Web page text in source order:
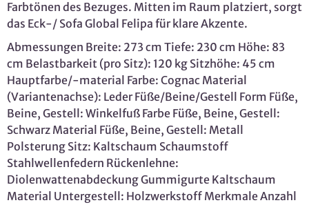
Farbtönen des Bezuges. Mitten im Raum platziert, sorgt
das Eck-/ Sofa Global Felipa für klare Akzente.
Abmessungen Breite: 273 cm Tiefe: 230 cm Höhe: 83
cm Belastbarkeit (pro Sitz): 120 kg Sitzhöhe: 45 cm
Hauptfarbe/-material Farbe: Cognac Material
(Variantenachse): Leder Füße/Beine/Gestell Form Füße,
Beine, Gestell: Winkelfuß Farbe Füße, Beine, Gestell:
Schwarz Material Füße, Beine, Gestell: Metall
Polsterung Sitz: Kaltschaum Schaumstoff
Stahlwellenfedern Rückenlehne:
Diolenwattenabdeckung Gummigurte Kaltschaum
Material Untergestell: Holzwerkstoff Merkmale Anzahl